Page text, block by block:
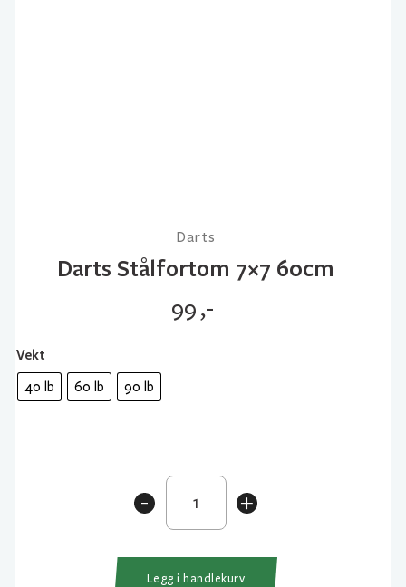
Darts
Darts Stålfortom 7×7 60cm
99,-
Vekt
40 lb 60 lb 90 lb
+
Darts
Stålfortom
7x7
antall
-
Legg i handlekurv